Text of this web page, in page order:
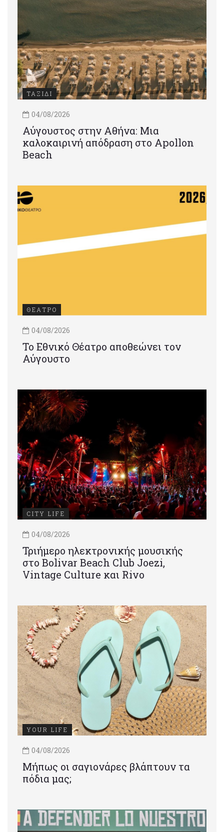
ΤΑΞΙΔΙ
04/08/2026
Αύγουστος στην Αθήνα: Μια
καλοκαιρινή απόδραση στο Apollon
Beach
ΘΕΑΤΡΟ
04/08/2026
Το Εθνικό Θέατρο αποθεώνει τον
Αύγουστο
CITY LIFE
04/08/2026
Τριήμερο ηλεκτρονικής μουσικής
στο Bolivar Beach Club Joezi,
Vintage Culture και Rivo
YOUR LIFE
04/08/2026
Μήπως οι σαγιονάρες βλάπτουν τα
πόδια μας;